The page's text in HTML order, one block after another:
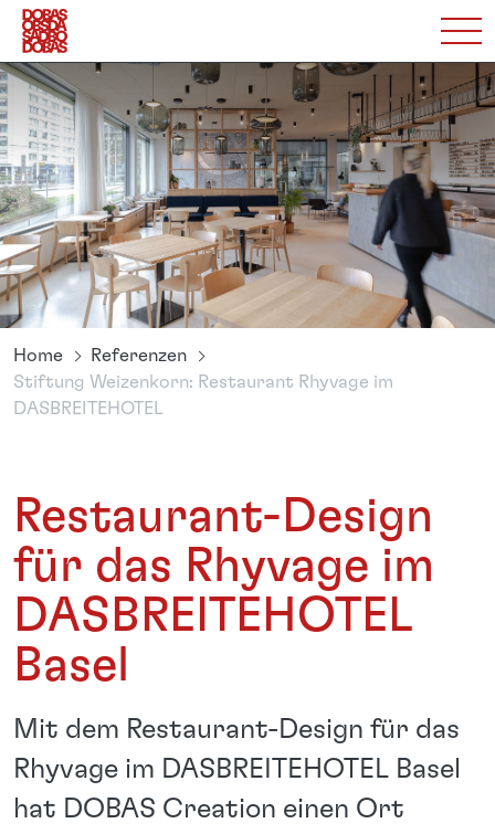
Home
Referenzen
Stiftung Weizenkorn: Restaurant Rhyvage im
DASBREITEHOTEL
Restaurant-Design
für das Rhyvage im
DASBREITEHOTEL
Basel
Mit dem Restaurant-Design für das
Rhyvage im DASBREITEHOTEL Basel
hat DOBAS Creation einen Ort